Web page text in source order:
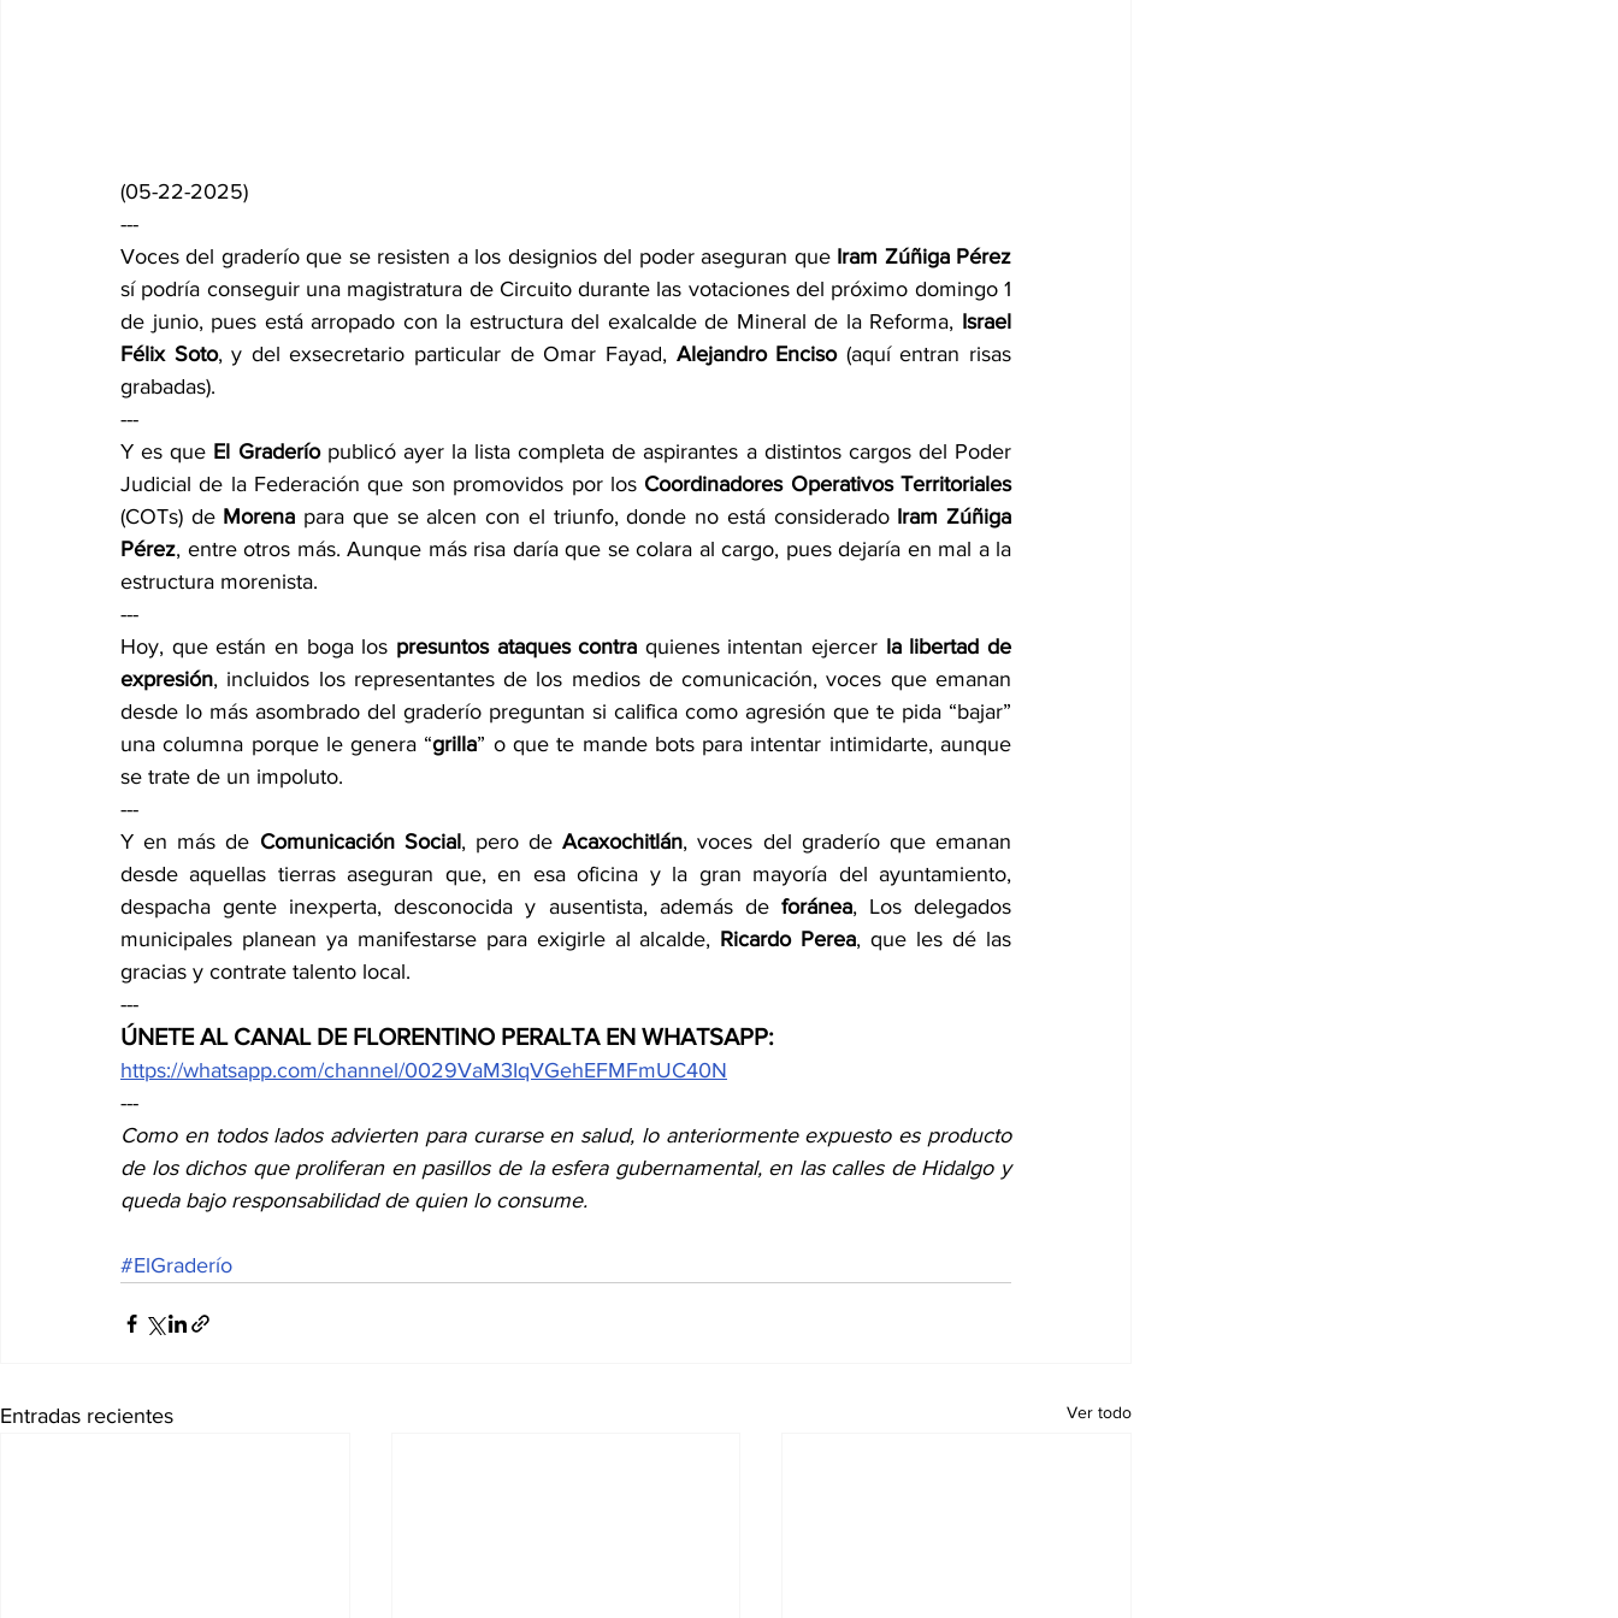
(05-22-2025)
---
Voces del graderío que se resisten a los designios del poder aseguran que Iram Zúñiga Pérez
sí podría conseguir una magistratura de Circuito durante las votaciones del próximo domingo 1
de junio, pues está arropado con la estructura del exalcalde de Mineral de la Reforma, Israel
Félix Soto, y del exsecretario particular de Omar Fayad, Alejandro Enciso (aquí entran risas
grabadas).
---
Y es que El Graderío publicó ayer la lista completa de aspirantes a distintos cargos del Poder
Judicial de la Federación que son promovidos por los
Coordinadores Operativos Territoriales
(COTs) de Morena para que se alcen con el triunfo, donde no está considerado Iram Zúñiga
Pérez, entre otros más. Aunque más risa daría que se colara al cargo, pues dejaría en mal a la
estructura morenista.
---
Hoy, que están en boga los presuntos ataques contra quienes intentan ejercer la libertad de
expresión, incluidos los representantes de los medios de comunicación, voces que emanan
desde lo más asombrado del graderío preguntan si califica como agresión que te pida “bajar”
una columna porque le genera “grilla” o que te mande bots para intentar intimidarte, aunque
se trate de un impoluto.
---
Y en más de Comunicación Social, pero de Acaxochitlán, voces del graderío que emanan
desde aquellas tierras aseguran que, en esa oficina y la gran mayoría del ayuntamiento,
despacha gente inexperta, desconocida y ausentista, además de foránea, Los delegados
municipales planean ya manifestarse para exigirle al alcalde, Ricardo Perea, que les dé las
gracias y contrate talento local.
---
ÚNETE AL CANAL DE FLORENTINO PERALTA EN WHATSAPP:
https://whatsapp.com/channel/0029VaM3IqVGehEFMFmUC40N
---
Como en todos lados advierten para curarse en salud, lo anteriormente expuesto es producto
de los dichos que proliferan en pasillos de la esfera gubernamental, en las calles de Hidalgo y
queda bajo responsabilidad de quien lo consume.
#ElGraderío
Entradas recientes Ver todo